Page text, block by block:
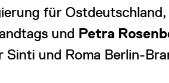
für Ostdeutschland,
und Petra
Sinti und Roma Berlin-